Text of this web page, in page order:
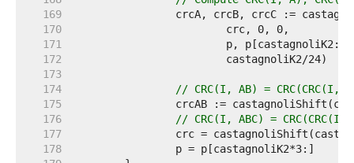
   169
   170
   171
   172
   173
   174
// CRC(I, AB) = CRC(CRC(I,
   175
   176
// CRC(I, ABC) =
   177
   178